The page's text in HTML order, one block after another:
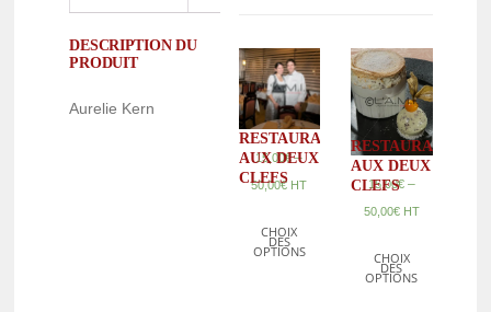
DESCRIPTION DU
PRODUIT
Aurelie Kern
RESTAURANT
AUX DEUX
CLEFS
15,00€–
50,00€ HT
CHOIX
DES
OPTIONS
RESTAURANT
AUX DEUX
CLEFS
15,00€–
50,00€ HT
CHOIX
DES
OPTIONS